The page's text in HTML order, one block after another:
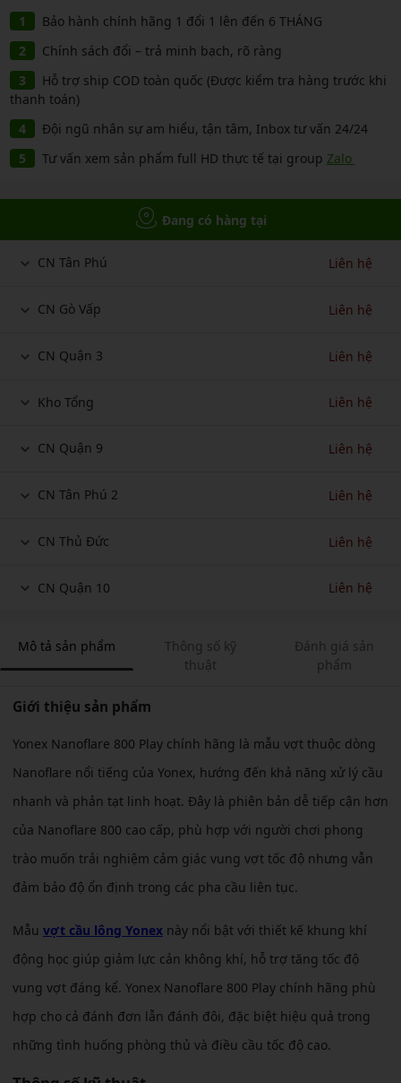
Bảo hành chính hãng 1 đổi 1 lên đến 6 THÁNG
Chính sách đổi – trả minh bạch, rõ ràng
Hỗ trợ ship COD toàn quốc (Được kiểm tra hàng trước khi
thanh toán)
Đội ngũ nhân sự am hiểu, tận tâm, Inbox tư vấn 24/24
Tư vấn xem sản phẩm full HD thực tế tại group Zalo
Đang có hàng tại
CN Tân Phú Liên hệ
CN Gò Vấp Liên hệ
CN Quận 3 Liên hệ
Kho Tổng Liên hệ
CN Quận 9 Liên hệ
CN Tân Phú 2 Liên hệ
CN Thủ Đức Liên hệ
CN Quận 10 Liên hệ
Mô tả sản phẩm
Thông số kỹ
thuật
Đánh giá sản
phẩm
Giới thiệu sản phẩm
Yonex Nanoflare 800 Play chính hãng là mẫu vợt thuộc dòng
Nanoflare nổi tiếng của Yonex, hướng đến khả năng xử lý cầu
nhanh và phản tạt linh hoạt. Đây là phiên bản dễ tiếp cận hơn
của Nanoflare 800 cao cấp, phù hợp với người chơi phong
trào muốn trải nghiệm cảm giác vung vợt tốc độ nhưng vẫn
đảm bảo độ ổn định trong các pha cầu liên tục.
Mẫu vợt cầu lông Yonex này nổi bật với thiết kế khung khí
động học giúp giảm lực cản không khí, hỗ trợ tăng tốc độ
vung vợt đáng kể. Yonex Nanoflare 800 Play chính hãng phù
hợp cho cả đánh đơn lẫn đánh đôi, đặc biệt hiệu quả trong
những tình huống phòng thủ và điều cầu tốc độ cao.